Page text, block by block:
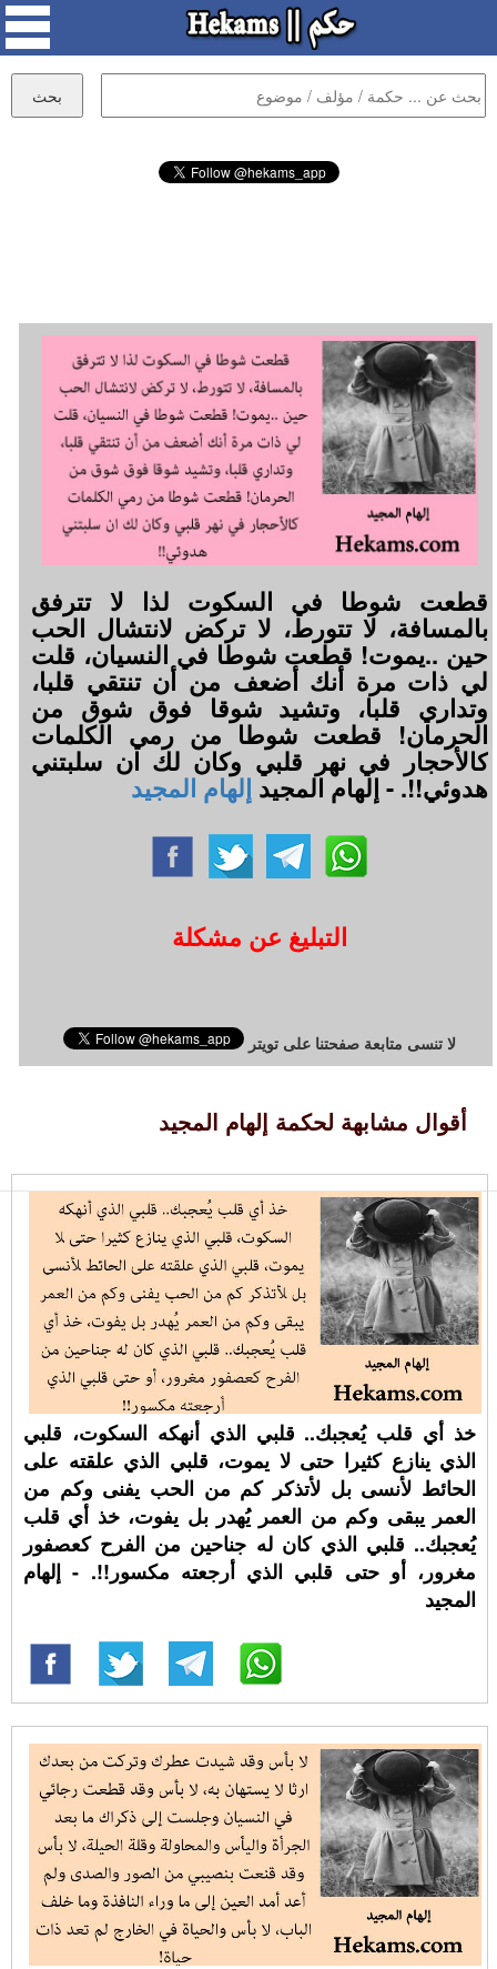
قطعت شوطا في السكوت لذا لا تترفق
بالمسافة، لا تتورط، لا تركض لانتشال الحب
حين ..يموت! قطعت شوطا في النسيان، قلت
لي ذات مرة أنك أضعف من أن تنتقي قلبا،
وتداري قلبا، وتشيد شوقا فوق شوق من
الحرمان! قطعت شوطا من رمي الكلمات
كالأحجار في نهر قلبي وكان لك ان سلبتني
هدوئي!!. - إلهام المجيد إلهام المجيد
التبليغ عن مشكلة
لا تنسى متابعة صفحتنا على تويتر
أقوال مشابهة لحكمة إلهام المجيد
خذ أي قلب يُعجبك.. قلبي الذي أنهكه السكوت، قلبي
الذي ينازع كثيرا حتى لا يموت، قلبي الذي علقته على
الحائط لأنسى بل لأتذكر كم من الحب يفنى وكم من
العمر يبقى وكم من العمر يُهدر بل يفوت، خذ أي قلب
يُعجبك.. قلبي الذي كان له جناحين من الفرح كعصفور
مغرور، أو حتى قلبي الذي أرجعته مكسور!!. - إلهام
المجيد